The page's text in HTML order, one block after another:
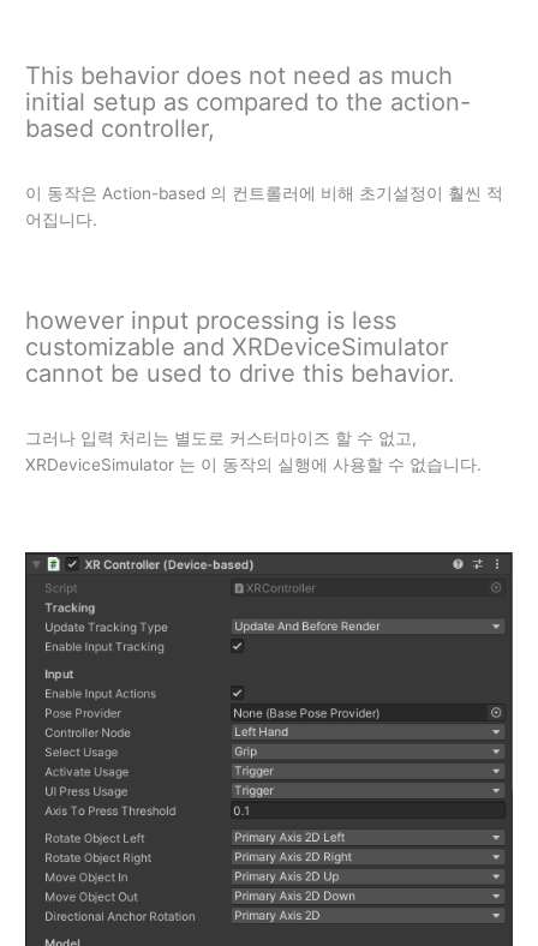
This behavior does not need as much
initial setup as compared to the action-
based controller,
이 동작은 Action-based 의 컨트롤러에 비해 초기설정이 훨씬 적
어집니다.
however input processing is less
customizable and XRDeviceSimulator
cannot be used to drive this behavior.
그러나 입력 처리는 별도로 커스터마이즈 할 수 없고,
XRDeviceSimulator 는 이 동작의 실행에 사용할 수 없습니다.